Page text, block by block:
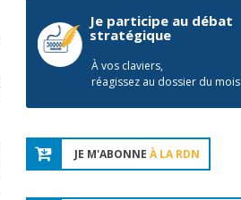
Je participe au débat
stratégique
À vos claviers,
réagissez au dossier du mois
JE M'ABONNE À LA RDN